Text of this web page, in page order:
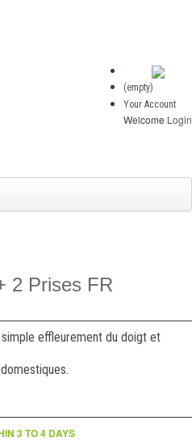
(empty)
Your Account
Welcome Login
2 Prises FR
effleurement du doigt et
3 TO 4 DAYS